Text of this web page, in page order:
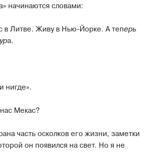
начинаются словами:
в Литве. Живу в Нью-Йорке. А теперь
а.
нигде».
Мекас?
часть осколков его жизни, заметки
он появился на свет. Но я не